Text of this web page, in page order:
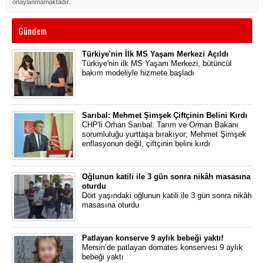
onaylanmamaktadır.
Gündem
Türkiye'nin İlk MS Yaşam Merkezi Açıldı
Türkiye'nin ilk MS Yaşam Merkezi, bütüncül
bakım modeliyle hizmete başladı
Sarıbal: Mehmet Şimşek Çiftçinin Belini Kırdı
CHP'li Orhan Sarıbal: Tarım ve Orman Bakanı
sorumluluğu yurttaşa bırakıyor; Mehmet Şimşek
enflasyonun değil, çiftçinin belini kırdı
Oğlunun katili ile 3 gün sonra nikâh masasına
oturdu
Dört yaşındaki oğlunun katili ile 3 gün sonra nikâh
masasına oturdu
Patlayan konserve 9 aylık bebeği yaktı!
Mersin’de patlayan domates konservesi 9 aylık
bebeği yaktı